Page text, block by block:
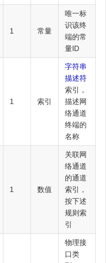
1 常量
唯一标
识该终
端的常
量ID
1 索引
字符串
描述符
索引，
描述网
络通道
终端的
名称
1 数值
关联网
络通道
的通道
索引，
按下述
规则索
引
物理接
口类